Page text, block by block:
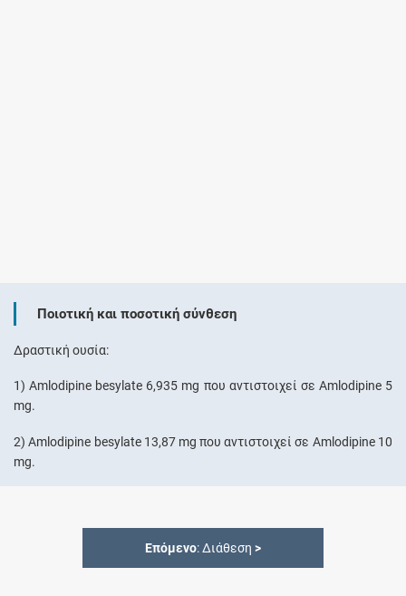
Ποιοτική και ποσοτική σύνθεση
Δραστική ουσία:
1) Amlodipine besylate 6,935 mg που αντιστοιχεί σε Amlodipine 5
mg.
2) Amlodipine besylate 13,87 mg που αντιστοιχεί σε Amlodipine 10
mg.
Επόμενο: Διάθεση >